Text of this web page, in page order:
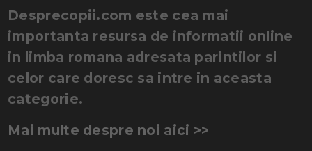
Desprecopii.com este cea mai
importanta resursa de informatii online
in limba romana adresata parintilor si
celor care doresc sa intre in aceasta
categorie.
Mai multe despre noi aici >>